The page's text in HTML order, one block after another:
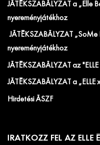
JÁTÉKSZABÁLYZAT a „Elle
nyereményjátékhoz
JÁTÉKSZABÁLYZAT „SoMe
nyereményjátékhoz
JÁTÉKSZABÁLYZAT az
JÁTÉKSZABÁLYZAT a
Hirdetési ÁSZF
IRATKOZZ FEL AZ ELLE